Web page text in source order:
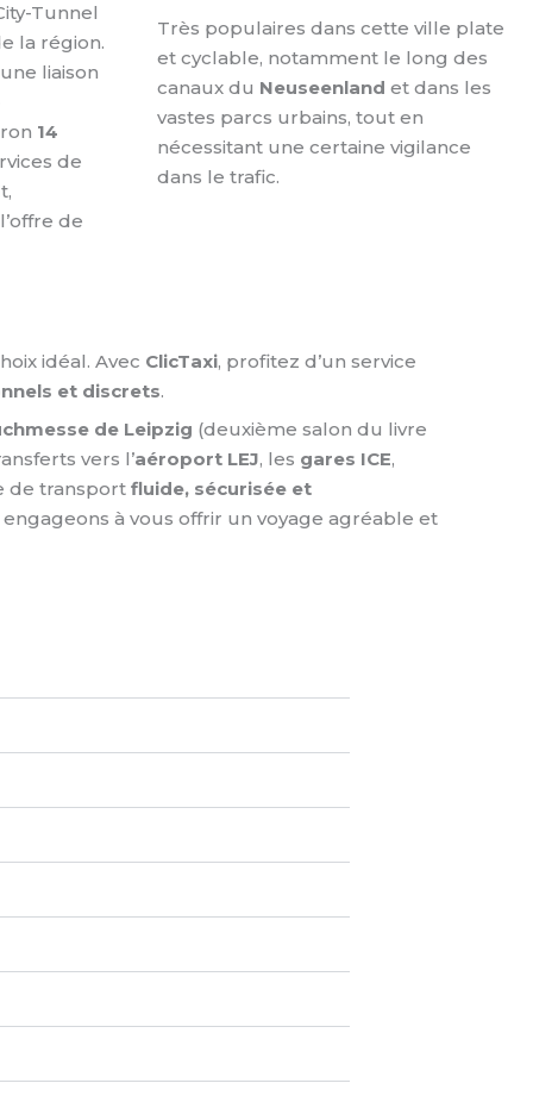
Tunnel
la région.
liaison
14
de
de
Très populaires dans cette ville plate
et cyclable, notamment le long des
canaux du Neuseenland et dans les
vastes parcs urbains, tout en
nécessitant une certaine vigilance
dans le trafic.
idéal. Avec ClicTaxi, profitez d’un service
et discrets.
de Leipzig (deuxième salon du livre
vers l’aéroport LEJ, les gares ICE,
de transport fluide, sécurisée et
à vous offrir un voyage agréable et